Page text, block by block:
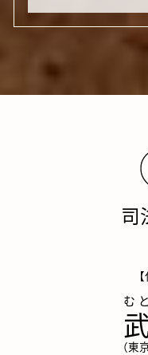
司
（東